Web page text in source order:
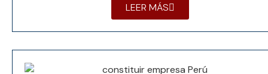
LEER MÁS